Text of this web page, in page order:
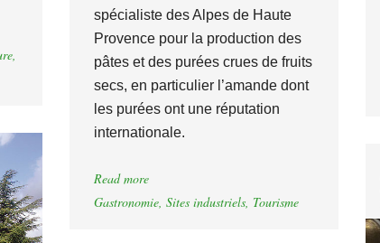
,
spécialiste des Alpes de Haute
Provence pour la production des
pâtes et des purées crues de fruits
secs, en particulier l’amande dont
les purées ont une réputation
internationale.
Read more
Gastronomie, Sites industriels, Tourisme